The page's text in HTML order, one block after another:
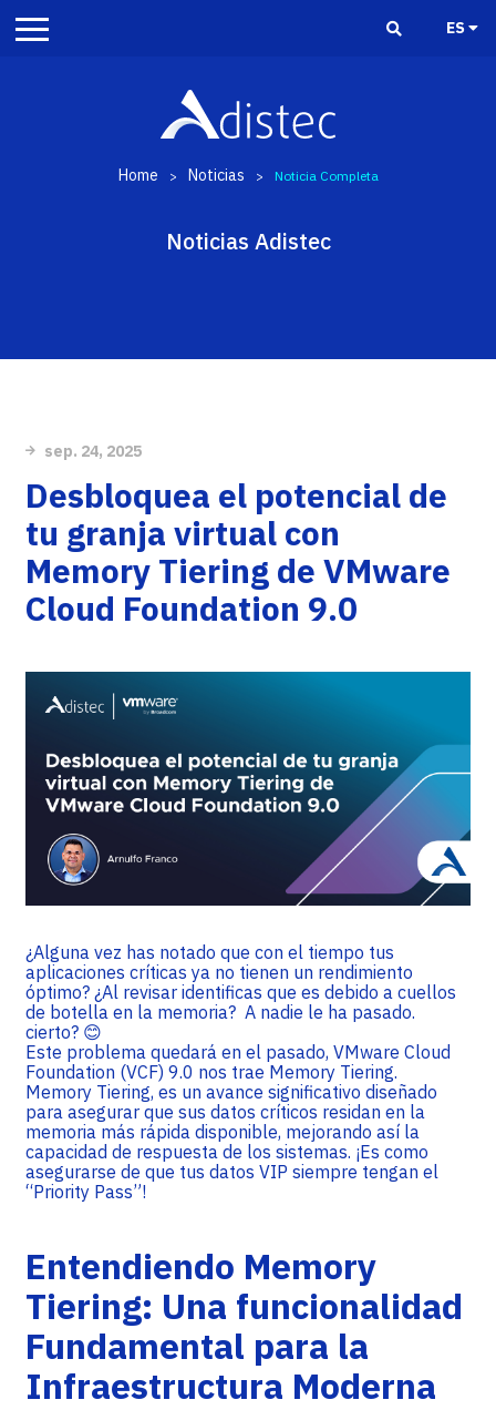
ES
Home > Noticias > Noticia Completa
Noticias Adistec
sep. 24, 2025
Desbloquea el potencial de
tu granja virtual con
Memory Tiering de VMware
Cloud Foundation 9.0
¿Alguna vez has notado que con el tiempo tus
aplicaciones críticas ya no tienen un rendimiento
óptimo? ¿Al revisar identificas que es debido a cuellos
de botella en la memoria? A nadie le ha pasado.
cierto? 😊
Este problema quedará en el pasado, VMware Cloud
Foundation (VCF) 9.0 nos trae Memory Tiering.
Memory Tiering, es un avance significativo diseñado
para asegurar que sus datos críticos residan en la
memoria más rápida disponible, mejorando así la
capacidad de respuesta de los sistemas. ¡Es como
asegurarse de que tus datos VIP siempre tengan el
“Priority Pass”!
Entendiendo Memory
Tiering: Una funcionalidad
Fundamental para la
Infraestructura Moderna